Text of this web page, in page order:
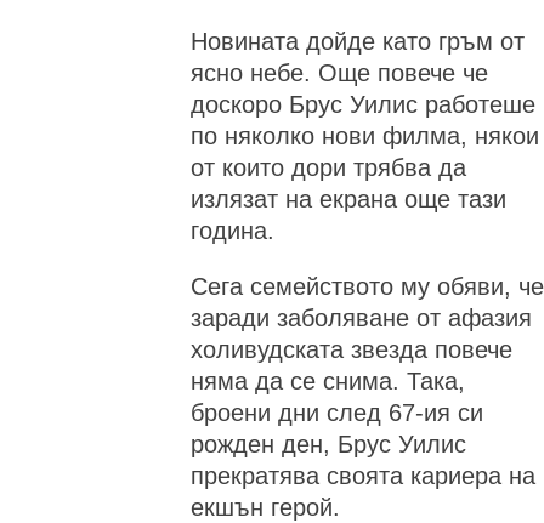
Новината дойде като гръм от
ясно небе. Още повече че
доскоро Брус Уилис работеше
по няколко нови филма, някои
от които дори трябва да
излязат на екрана още тази
година.
Сега семейството му обяви, че
заради заболяване от афазия
холивудската звезда повече
няма да се снима. Така,
броени дни след 67-ия си
рожден ден, Брус Уилис
прекратява своята кариера на
екшън герой.